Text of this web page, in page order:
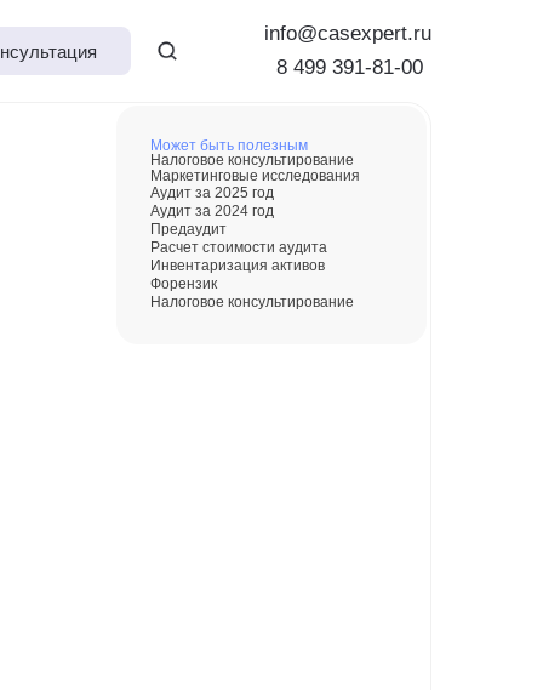
info@casexpert.ru
8 499 391-81-00
Может быть полезным
Налоговое консультирование
Маркетинговые исследования
Аудит за 2025 год
Аудит за 2024 год
Предаудит
Расчет стоимости аудита
Инвентаризация активов
Форензик
Налоговое консультирование